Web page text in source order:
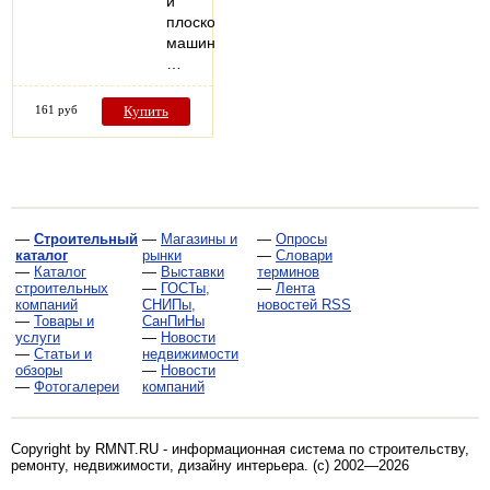
плоскошлифовальных
машин.
161 руб Купить
— Строительный
каталог
— Каталог
строительных
компаний
— Товары и
услуги
— Статьи и
обзоры
— Фотогалереи
— Магазины и
рынки
— Выставки
— ГОСТы,
СНИПы,
СанПиНы
— Новости
недвижимости
— Новости
компаний
— Опросы
— Словари
терминов
— Лента
новостей RSS
Copyright by RMNT.RU - информационная система по строительству,
ремонту, недвижимости, дизайну интерьера . (c) 2002—2026